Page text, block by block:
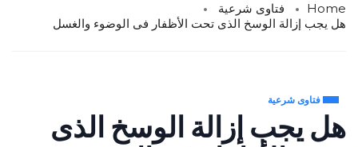
Home
فتاوى شرعية
هل يجب إزالة الوسخ الذى تحت الأظفار فى الوضوء والغسل
فتاوى شرعية
هل يجب إزالة الوسخ الذى